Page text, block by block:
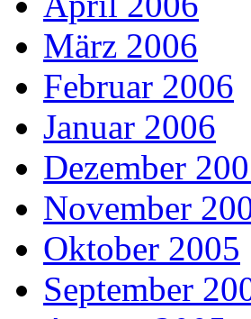
März 2006
Februar 2006
Januar 2006
Dezember
November
Oktober 2005
September